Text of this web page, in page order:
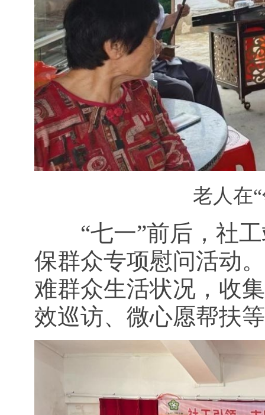
老人在
“七一”前后，社工
保群众专项慰问活动
难群众生活状况，收
效巡访、微心愿帮扶